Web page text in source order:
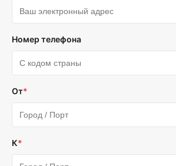
Номер телефона
От*
К*